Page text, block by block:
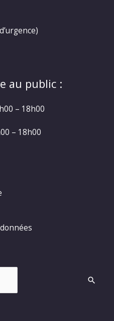
au public :
– 18h00
– 18h00